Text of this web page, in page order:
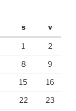
s v
1 2
8 9
15 16
22 23